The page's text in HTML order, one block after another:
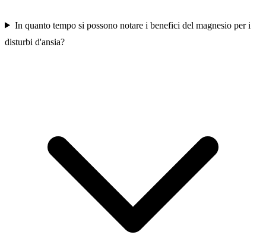
In quanto tempo si possono notare i benefici del magnesio per i
disturbi d'ansia?